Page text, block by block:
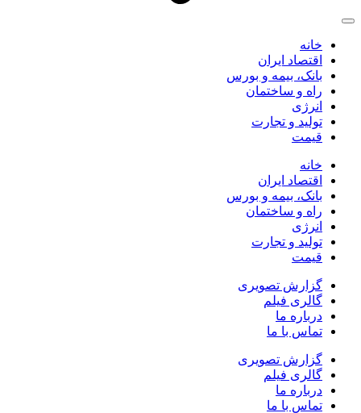
خانه
اقتصاد ایران
بانک، بیمه و بورس
راه و ساختمان
انرژی
تولید و تجارت
قیمت
خانه
اقتصاد ایران
بانک، بیمه و بورس
راه و ساختمان
انرژی
تولید و تجارت
قیمت
گزارش تصویری
گالری فیلم
درباره ما
تماس با ما
گزارش تصویری
گالری فیلم
درباره ما
تماس با ما